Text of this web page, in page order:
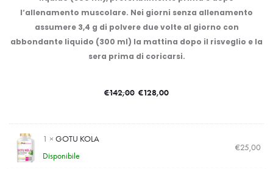
l‘allenamento muscolare. Nei giorni senza allenamento
assumere 3,4 g di polvere due volte al giorno con
abbondante liquido (300 ml) la mattina dopo il risveglio e la
sera prima di coricarsi.
€142,00 €128,00
1 × GOTU KOLA
Disponibile
€25,00